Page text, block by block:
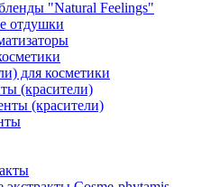
"Natural Feelings"
отдушки
для косметики
(красители)
(красители)